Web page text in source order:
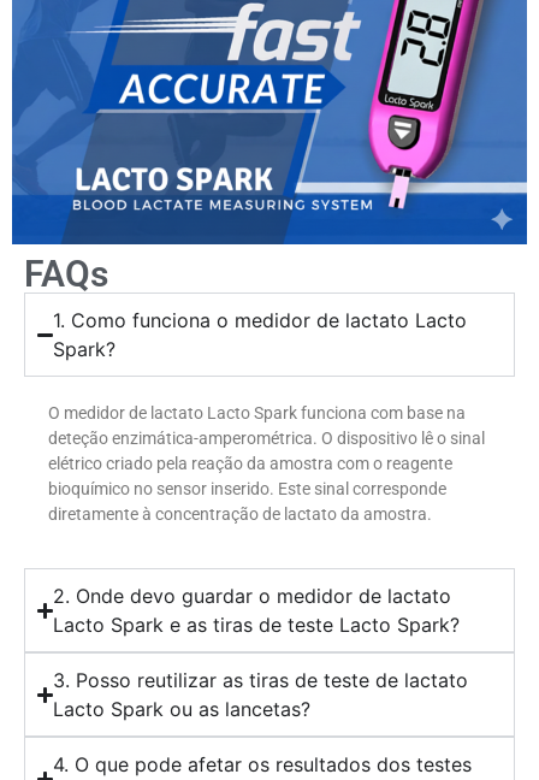
FAQs
1. Como funciona o medidor de lactato Lacto
Spark?
O medidor de lactato Lacto Spark funciona com base na
deteção enzimática-amperométrica. O dispositivo lê o sinal
elétrico criado pela reação da amostra com o reagente
bioquímico no sensor inserido. Este sinal corresponde
diretamente à concentração de lactato da amostra.
2. Onde devo guardar o medidor de lactato
Lacto Spark e as tiras de teste Lacto Spark?
3. Posso reutilizar as tiras de teste de lactato
Lacto Spark ou as lancetas?
4. O que pode afetar os resultados dos testes